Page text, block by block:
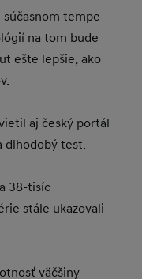
tempe
na tom bude
ešte lepšie, ako
aj český portál
dlhodobý test.
38-tisíc
stále ukazovali
väčšiny